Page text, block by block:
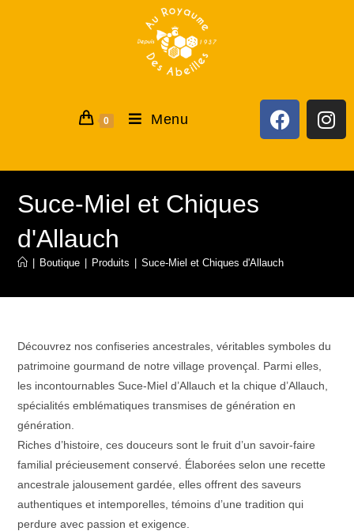
0 Menu
Suce-Miel et Chiques
d'Allauch
Boutique Produits Suce-Miel et Chiques d'Allauch
Découvrez nos confiseries ancestrales, véritables symboles du
patrimoine gourmand de notre village provençal. Parmi elles,
les incontournables Suce-Miel d’Allauch et la chique d’Allauch,
spécialités emblématiques transmises de génération en
génération.
Riches d’histoire, ces douceurs sont le fruit d’un savoir-faire
familial précieusement conservé. Élaborées selon une recette
ancestrale jalousement gardée, elles offrent des saveurs
authentiques et intemporelles, témoins d’une tradition qui
perdure avec passion et exigence.